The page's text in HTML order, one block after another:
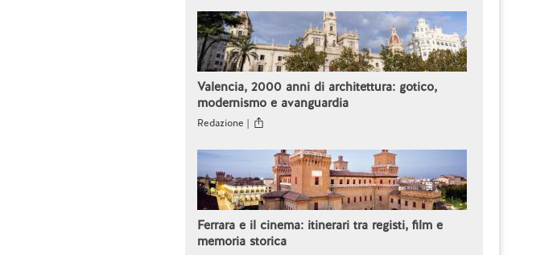
Valencia, 2000 anni di architettura: gotico,
modernismo e avanguardia
Redazione |
Ferrara e il cinema: itinerari tra registi, film e
memoria storica